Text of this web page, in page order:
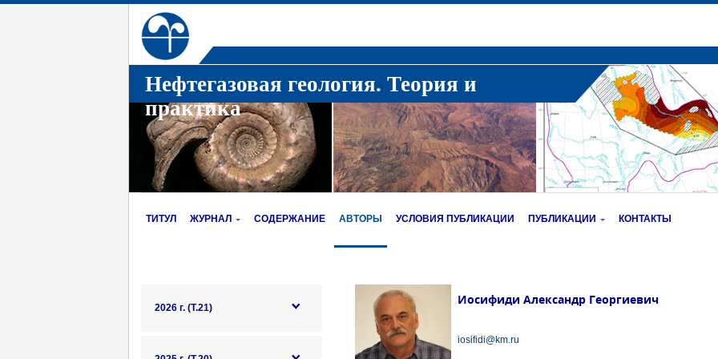
Нефтегазовая геология. Теория и
практика
ТИТУЛ ЖУРНАЛ СОДЕРЖАНИЕ АВТОРЫ УСЛОВИЯ ПУБЛИКАЦИИ ПУБЛИКАЦИИ КОНТАКТЫ
2026 г. (Т.21)
Иосифиди Александр Георгиевич
iosifidi@km.ru